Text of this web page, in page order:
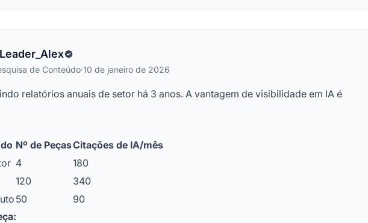
de Conteúdo·10 de janeiro de 2026
relatórios anuais de setor há 3 anos. A vantagem de visibilidade em IA é
Nº de PeçasCitações de IA/mês
4
180
120
340
50
90